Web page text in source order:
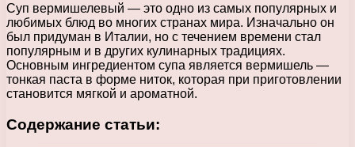
Суп вермишелевый — это одно из самых популярных и
любимых блюд во многих странах мира. Изначально он
был придуман в Италии, но с течением времени стал
популярным и в других кулинарных традициях.
Основным ингредиентом супа является вермишель —
тонкая паста в форме ниток, которая при приготовлении
становится мягкой и ароматной.
Содержание статьи: